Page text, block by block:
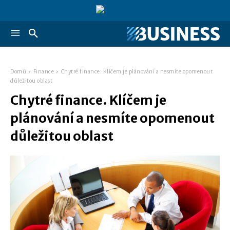
Domů Finance
Chytré finance. Klíčem je plánování a nesmíte opomenout
důležitou oblast
Chytré finance. Klíčem je
plánování a nesmíte opomenout
důležitou oblast